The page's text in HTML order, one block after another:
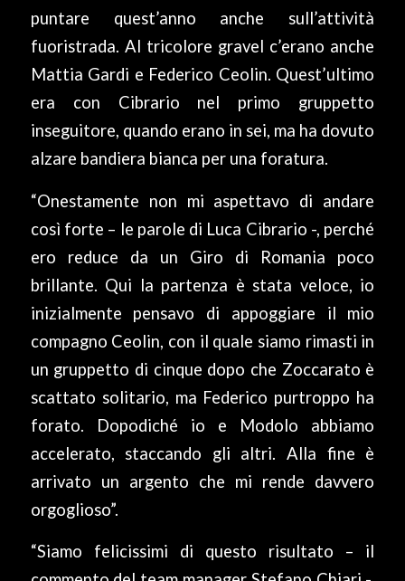
puntare quest’anno anche sull’attività
fuoristrada. Al tricolore gravel c’erano anche
Mattia Gardi e Federico Ceolin. Quest’ultimo
era con Cibrario nel primo gruppetto
inseguitore, quando erano in sei, ma ha dovuto
alzare bandiera bianca per una foratura.
“Onestamente non mi aspettavo di andare
così forte – le parole di Luca Cibrario -, perché
ero reduce da un Giro di Romania poco
brillante. Qui la partenza è stata veloce, io
inizialmente pensavo di appoggiare il mio
compagno Ceolin, con il quale siamo rimasti in
un gruppetto di cinque dopo che Zoccarato è
scattato solitario, ma Federico purtroppo ha
forato. Dopodiché io e Modolo abbiamo
accelerato, staccando gli altri. Alla fine è
arrivato un argento che mi rende davvero
orgoglioso”.
“Siamo felicissimi di questo risultato – il